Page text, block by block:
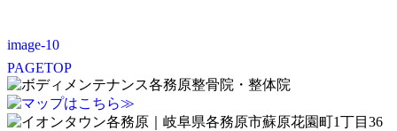
image-10
PAGETOP